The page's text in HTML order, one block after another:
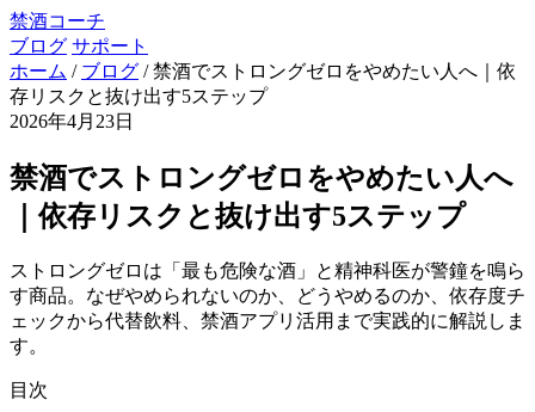
禁酒コーチ
ブログ サポート
ホーム / ブログ / 禁酒でストロングゼロをやめたい人へ｜依
存リスクと抜け出す5ステップ
2026年4月23日
禁酒でストロングゼロをやめたい人へ
｜依存リスクと抜け出す5ステップ
ストロングゼロは「最も危険な酒」と精神科医が警鐘を鳴ら
す商品。なぜやめられないのか、どうやめるのか、依存度チ
ェックから代替飲料、禁酒アプリ活用まで実践的に解説しま
す。
目次